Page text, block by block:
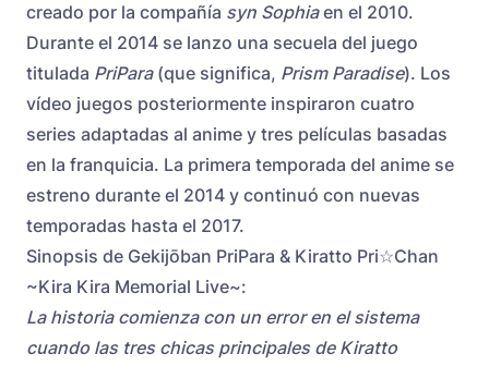
creado por la compañía syn Sophiaen el 2010.
Durante el 2014 se lanzo una secuela del juego
titulada PriPara(que significa, Prism Paradise). Los
vídeo juegos posteriormente inspiraron cuatro
series adaptadas al anime y tres películas basadas
en la franquicia. La primera temporada del anime se
estreno durante el 2014 y continuó con nuevas
temporadas hasta el 2017.
Sinopsis de Gekijōban PriPara & Kiratto Pri☆Chan
~Kira Kira Memorial Live~:
La historia comienza con un error en el sistema
cuando las tres chicas principales de Kiratto